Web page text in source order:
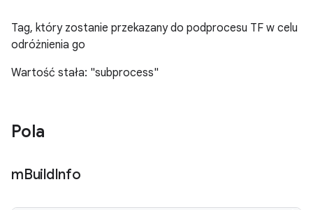
Tag, który zostanie przekazany do podprocesu TF w celu
odróżnienia go
Wartość stała: "subprocess"
Pola
mBuildInfo